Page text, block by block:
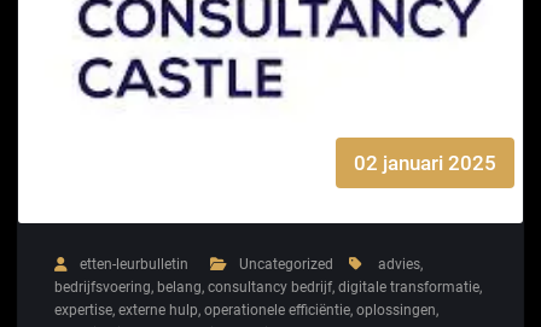
02 januari 2025
etten-leurbulletin Uncategorized advies,
bedrijfsvoering, belang, consultancy bedrijf, digitale transformatie,
expertise, externe hulp, operationele efficiëntie, oplossingen,